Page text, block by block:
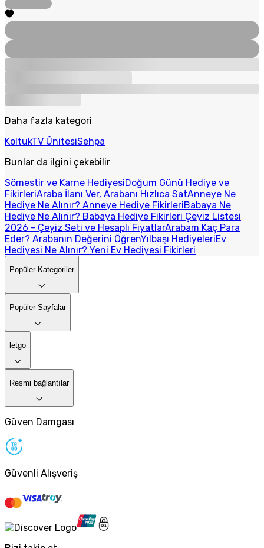
Daha fazla kategori
KoltukTV ÜnitesiSehpa
Bunlar da ilgini çekebilir
Sömestir ve Karne HediyesiDoğum Günü Hediye ve
FikirleriAraba İlanı Ver, Arabanı Hızlıca SatAnneye Ne
Hediye Ne Alınır? Anneye Hediye FikirleriBabaya Ne
Hediye Ne Alınır? Babaya Hediye Fikirleri Çeyiz Listesi
2026 - Çeyiz Seti ve Hesaplı FiyatlarArabam Kaç Para
Eder? Arabanın Değerini ÖğrenYılbaşı HediyeleriEv
Hediyesi Ne Alınır? Yeni Ev Hediyesi Fikirleri
Popüler Kategoriler
Popüler Sayfalar
letgo
Resmi bağlantılar
Güven Damgası
Güvenli Alışveriş